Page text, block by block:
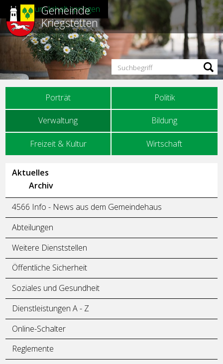
Direkt zum Inhalt springen
Hauptnavigation
Porträt Politik
Verwaltung Bildung
Freizeit & Kultur Wirtschaft
Gemeinde
Kriegstetten
Suchbegriff
Unternavigation
Aktuelles
Archiv
4566 Info - News aus dem Gemeindehaus
Abteilungen
Weitere Dienststellen
Öffentliche Sicherheit
Soziales und Gesundheit
Dienstleistungen A - Z
Online-Schalter
Reglemente